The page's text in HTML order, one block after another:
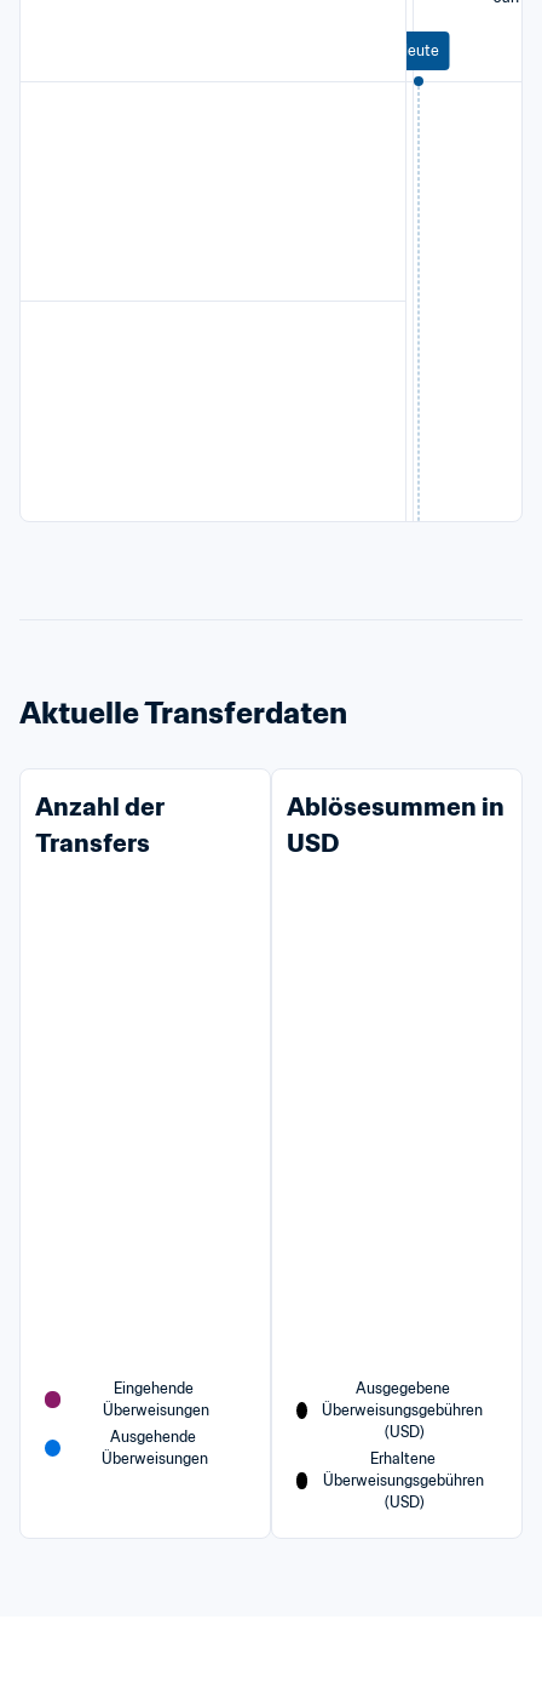
Heute
Aktuelle Transferdaten
Anzahl der
Transfers
Eingehende
Überweisungen
Ausgehende
Überweisungen
Ablösesummen in
USD
Ausgegebene
Überweisungsgebühren
(USD)
Erhaltene
Überweisungsgebühren
(USD)